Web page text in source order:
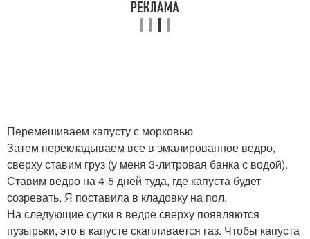
Перемешиваем капусту с морковью
Затем перекладываем все в эмалированное ведро,
сверху ставим груз (у меня 3-литровая банка с водой).
Ставим ведро на 4-5 дней туда, где капуста будет
созревать. Я поставила в кладовку на пол.
На следующие сутки в ведре сверху появляются
пузырьки, это в капусте скапливается газ. Чтобы капуста